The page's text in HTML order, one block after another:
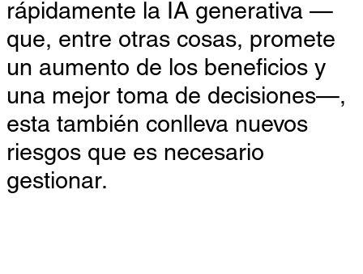
rápidamente la IA generativa —
que, entre otras cosas, promete
un aumento de los beneficios y
una mejor toma de decisiones—,
esta también conlleva nuevos
riesgos que es necesario
gestionar.